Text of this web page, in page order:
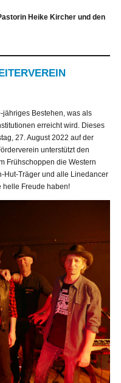
Heike Kircher und den
jähriges Bestehen, was als
erreicht wird. Dieses
27. August 2022 auf der
unterstützt den
Frühschoppen die Western
Hut-Träger und alle Linedancer
helle Freude haben!